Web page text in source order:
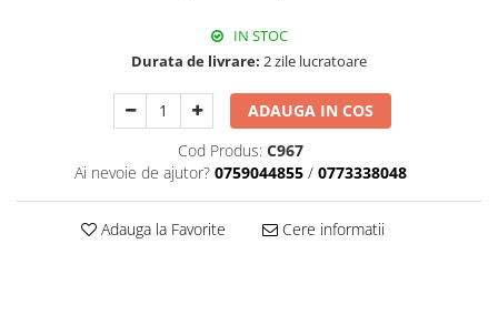
IN STOC
Durata de livrare: 2 zile lucratoare
ADAUGA IN COS
Cod Produs: C967
Ai nevoie de ajutor? 0759044855 / 0773338048
Adauga la Favorite Cere informatii